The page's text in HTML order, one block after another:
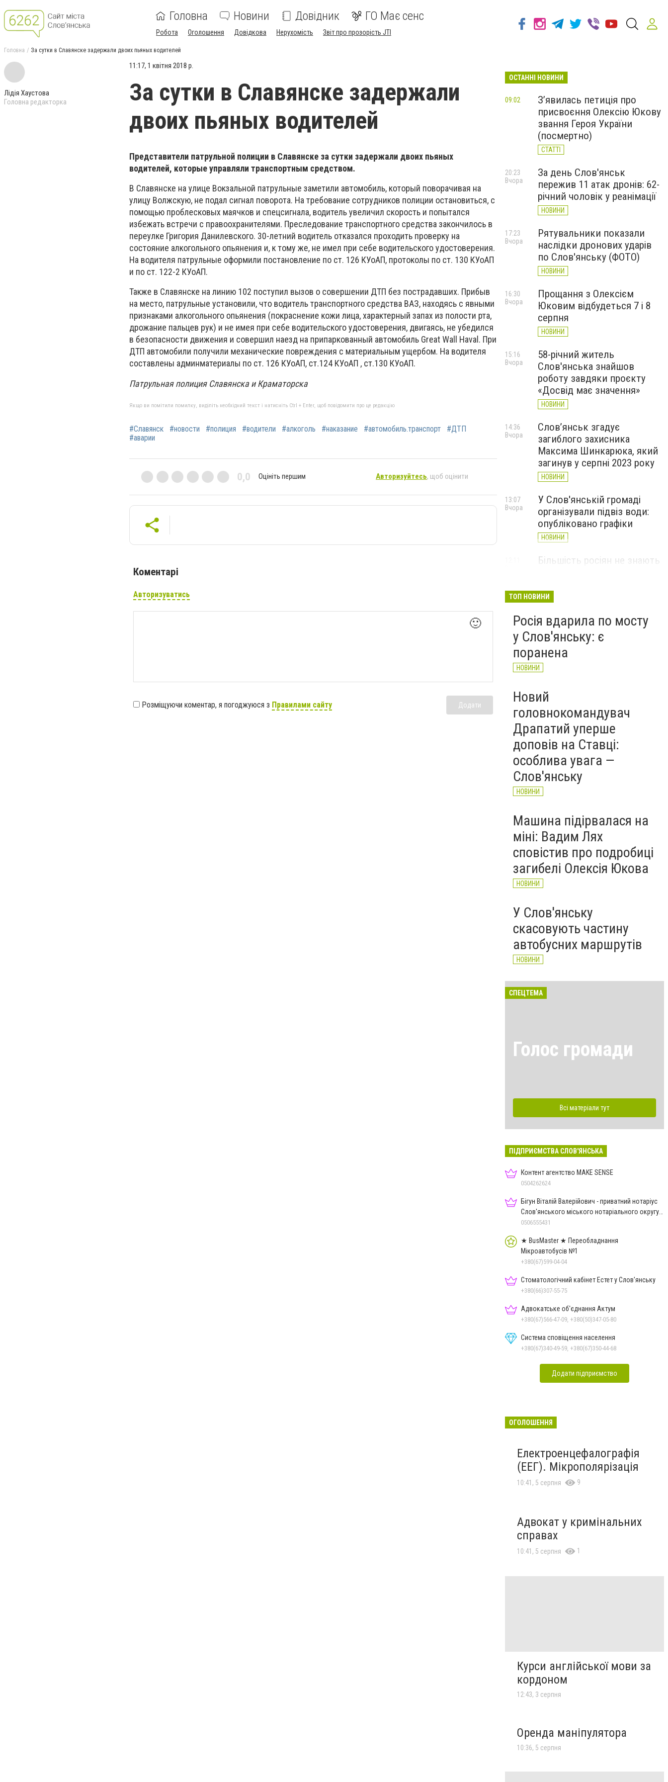
Головна Новини Довідник ГО Має сенс
Робота Оголошення Довідкова Нерухомість Звіт про прозорість JTI
Головна За сутки в Славянске задержали двоих пьяных водителей
Лідія Хаустова
Головна редакторка
11:17, 1 квітня 2018 р.
За сутки в Славянске задержали
двоих пьяных водителей
Представители патрульной полиции в Славянске за сутки задержали двоих пьяных
водителей, которые управляли транспортным средством.
В Славянске на улице Вокзальной патрульные заметили автомобиль, который поворачивая на
улицу Волжскую, не подал сигнал поворота. На требование сотрудников полиции остановиться, с
помощью проблесковых маячков и спецсигнала, водитель увеличил скорость и попытался
избежать встречи с правоохранителями. Преследование транспортного средства закончилось в
переулке Григория Данилевского. 30-летний водитель отказался проходить проверку на
состояние алкогольного опьянения и, к тому же, не имел при себе водительского удостоверения.
На водителя патрульные оформили постановление по ст. 126 КУоАП, протоколы по ст. 130 КУоАП
и по ст. 122-2 КУоАП.
Также в Славянске на линию 102 поступил вызов о совершении ДТП без пострадавших. Прибыв
на место, патрульные установили, что водитель транспортного средства ВАЗ, находясь с явными
признаками алкогольного опьянения (покраснение кожи лица, характерный запах из полости рта,
дрожание пальцев рук) и не имея при себе водительского удостоверения, двигаясь, не убедился
в безопасности движения и совершил наезд на припаркованный автомобиль Great Wall Haval. При
ДТП автомобили получили механические повреждения с материальным ущербом. На водителя
составлены админматериалы по ст. 126 КУоАП, ст.124 КУоАП , ст.130 КУоАП.
Патрульная полиция Славянска и Краматорска
Якщо ви помітили помилку, виділіть необхідний текст і натисніть Ctrl + Enter, щоб повідомити про це редакцію
#Славянск #новости #полиция #водители #алкоголь #наказание #автомобиль.транспорт
#ДТП
#аварии
0,0 Оцініть першим Авторизуйтесь, щоб оцінити
Коментарі
Авторизуватись
🙂
Розміщуючи коментар, я погоджуюся з Правилами сайту Додати
ОСТАННІ НОВИНИ
З’явилась петиція про
присвоєння Олексію Юкову
звання Героя України
(посмертно)
СТАТТІ
09:02
За день Слов'янськ
пережив 11 атак дронів: 62-
річний чоловік у реанімації
НОВИНИ
20:23
Вчора
Рятувальники показали
наслідки дронових ударів
по Слов'янську (ФОТО)
НОВИНИ
17:23
Вчора
Прощання з Олексієм
Юковим відбудеться 7 і 8
серпня
НОВИНИ
16:30
Вчора
58-річний житель
Слов'янська знайшов
роботу завдяки проєкту
«Досвід має значення»
НОВИНИ
15:16
Вчора
Слов’янськ згадує
загиблого захисника
Максима Шинкарюка, який
загинув у серпні 2023 року
НОВИНИ
14:36
Вчора
У Слов'янській громаді
організували підвіз води:
опубліковано графіки
НОВИНИ
13:07
Вчора
Більшість росіян не знають
Мадяр
ТОП НОВИНИ
Росія вдарила по мосту
у Слов'янську: є
поранена
НОВИНИ
Новий
головнокомандувач
Драпатий уперше
доповів на Ставці:
особлива увага —
Слов'янську
НОВИНИ
Машина підірвалася на
міні: Вадим Лях
сповістив про подробиці
загибелі Олексія Юкова
НОВИНИ
У Слов'янську
скасовують частину
автобусних маршрутів
НОВИНИ
СПЕЦТЕМА
Голос громади
Всі матеріали тут
ПІДПРИЄМСТВА СЛОВ'ЯНСЬКА
Контент агентство MAKE SENSE
0504262624
Бігун Віталій Валерійович - приватний нотаріус
Слов'янського міського нотаріального округу
Дон.обл.
0506555431
★ BusMaster ★ Переобладнання
Мікроавтобусів №1
+380(67)599-04-04
Стоматологічний кабінет Естет у Слов'янську
+380(66)307-55-75
Адвокатське об'єднання Актум
+380(67)566-47-09, +380(50)347-05-80
Система сповіщення населення
+380(67)340-49-59, +380(67)350-44-68
Додати підприємство
ОГОЛОШЕННЯ
Електроенцефалографія
(ЕЕГ). Мікрополярізація
10:41, 5 серпня 9
Адвокат у кримінальних
справах
10:41, 5 серпня 1
Курси англійської мови за
кордоном
12:43, 3 серпня
Оренда маніпулятора
10:36, 5 серпня